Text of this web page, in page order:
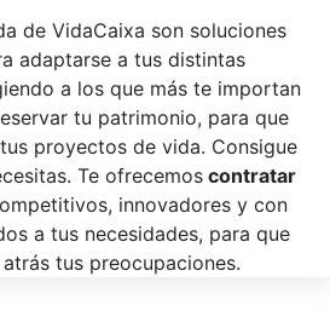
de VidaCaixa son soluciones
adaptarse a tus distintas
a los que más te importan
tu patrimonio, para que
proyectos de vida. Consigue
Te ofrecemos contratar
innovadores y con
a tus necesidades, para que
tus preocupaciones.